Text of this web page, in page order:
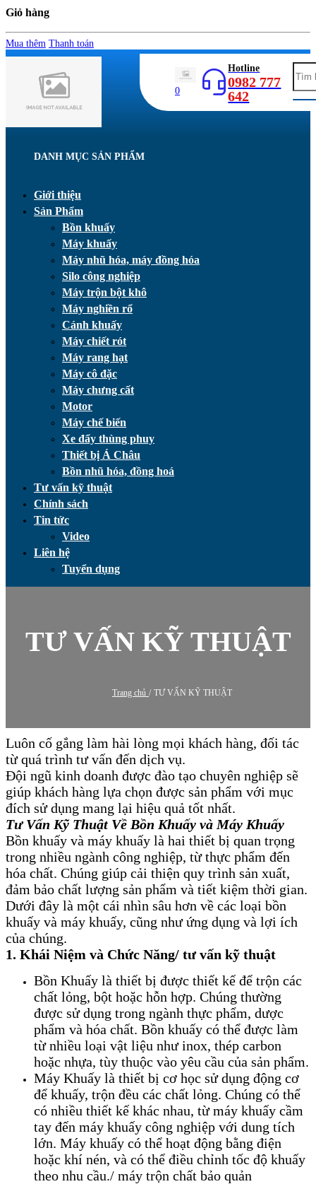
Giỏ hàng
Mua thêm Thanh toán
0
Hotline
0982 777
642
DANH MỤC SẢN PHẨM
Giới thiệu
Sản Phẩm
Bồn khuấy
Máy khuấy
Máy nhũ hóa, máy đồng hóa
Silo công nghiệp
Máy trộn bột khô
Máy nghiền rổ
Cánh khuấy
Máy chiết rót
Máy rang hạt
Máy cô đặc
Máy chưng cất
Motor
Máy chế biến
Xe đẩy thùng phuy
Thiết bị Á Châu
Bồn nhũ hóa, đồng hoá
Tư vấn kỹ thuật
Chính sách
Tin tức
Video
Liên hệ
Tuyển dụng
TƯ VẤN KỸ THUẬT
Trang chủ / TƯ VẤN KỸ THUẬT
Luôn cố gắng làm hài lòng mọi khách hàng, đối tác
từ quá trình tư vấn đến dịch vụ.
Đội ngũ kinh doanh được đào tạo chuyên nghiệp sẽ
giúp khách hàng lựa chọn được sản phẩm với mục
đích sử dụng mang lại hiệu quả tốt nhất.
Tư Vấn Kỹ Thuật Về Bồn Khuấy và Máy Khuấy
Bồn khuấy và máy khuấy là hai thiết bị quan trọng
trong nhiều ngành công nghiệp, từ thực phẩm đến
hóa chất. Chúng giúp cải thiện quy trình sản xuất,
đảm bảo chất lượng sản phẩm và tiết kiệm thời gian.
Dưới đây là một cái nhìn sâu hơn về các loại bồn
khuấy và máy khuấy, cũng như ứng dụng và lợi ích
của chúng.
1. Khái Niệm và Chức Năng/ tư vấn kỹ thuật
Bồn Khuấy là thiết bị được thiết kế để trộn các
chất lỏng, bột hoặc hỗn hợp. Chúng thường
được sử dụng trong ngành thực phẩm, dược
phẩm và hóa chất. Bồn khuấy có thể được làm
từ nhiều loại vật liệu như inox, thép carbon
hoặc nhựa, tùy thuộc vào yêu cầu của sản phẩm.
Máy Khuấy là thiết bị cơ học sử dụng động cơ
để khuấy, trộn đều các chất lỏng. Chúng có thể
có nhiều thiết kế khác nhau, từ máy khuấy cầm
tay đến máy khuấy công nghiệp với dung tích
lớn. Máy khuấy có thể hoạt động bằng điện
hoặc khí nén, và có thể điều chỉnh tốc độ khuấy
theo nhu cầu./ máy trộn chất bảo quản